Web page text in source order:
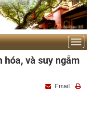
Toggle
hóa, và suy ngẫm
Email